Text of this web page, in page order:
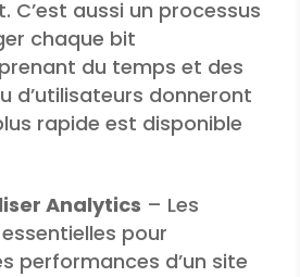
C’est aussi un processus
chaque bit
du temps et des
d’utilisateurs donneront
rapide est disponible
Analytics – Les
pour
performances d’un site